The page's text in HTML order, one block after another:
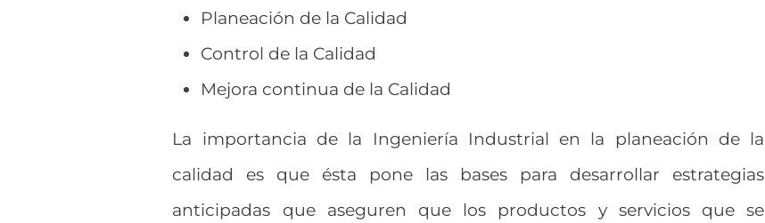
Planeación de la Calidad
Control de la Calidad
Mejora continua de la Calidad
La importancia de la Ingeniería Industrial en la planeación de la
calidad es que ésta pone las bases para desarrollar estrategias
anticipadas que aseguren que los productos y servicios que se